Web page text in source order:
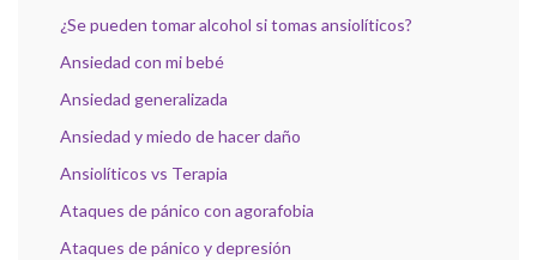
¿Se pueden tomar alcohol si tomas ansiolíticos?
Ansiedad con mi bebé
Ansiedad generalizada
Ansiedad y miedo de hacer daño
Ansiolíticos vs Terapia
Ataques de pánico con agorafobia
Ataques de pánico y depresión